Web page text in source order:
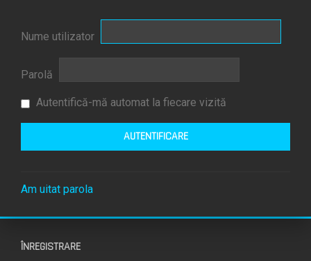
Nume utilizator
Parolă
Autentifică-mă automat la fiecare vizită
Am uitat parola
ÎNREGISTRARE